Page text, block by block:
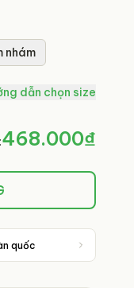
nhám
dẫn chọn size
468.000₫
quốc